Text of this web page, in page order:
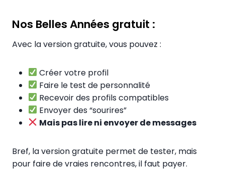
Nos Belles Années gratuit :
Avec la version gratuite, vous pouvez :
Créer votre profil
Faire le test de personnalité
Recevoir des profils compatibles
Envoyer des “sourires”
Mais pas lire ni envoyer de messages
Bref, la version gratuite permet de tester, mais
pour faire de vraies rencontres, il faut payer.